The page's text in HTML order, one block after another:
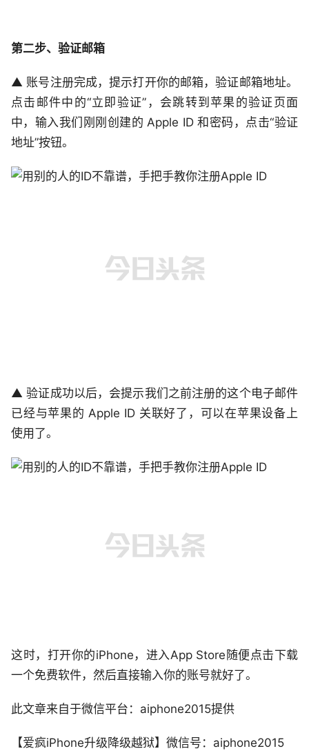
第二步、验证邮箱
▲ 账号注册完成，提示打开你的邮箱，验证邮箱地址。
点击邮件中的“立即验证”，会跳转到苹果的验证页面
中，输入我们刚刚创建的 Apple ID 和密码，点击“验证
地址”按钮。
▲ 验证成功以后，会提示我们之前注册的这个电子邮件
已经与苹果的 Apple ID 关联好了，可以在苹果设备上
使用了。
这时，打开你的iPhone，进入App Store随便点击下载
一个免费软件，然后直接输入你的账号就好了。
此文章来自于微信平台：aiphone2015提供
【爱疯iPhone升级降级越狱】微信号：aiphone2015